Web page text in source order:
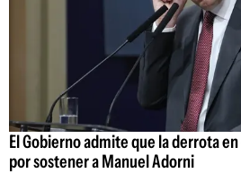
El Gobierno admite que la derrota
por sostener a Manuel Adorni